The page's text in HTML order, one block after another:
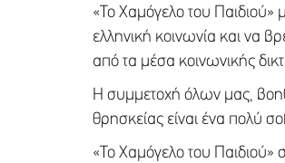
«Το Χαμόγελο του
ελληνική κοινωνία και να
από τα μέσα κοινωνικής
Η συμμετοχή όλων μας,
θρησκείας είναι ένα πολύ
«Το Χαμόγελο του Παιδιού»